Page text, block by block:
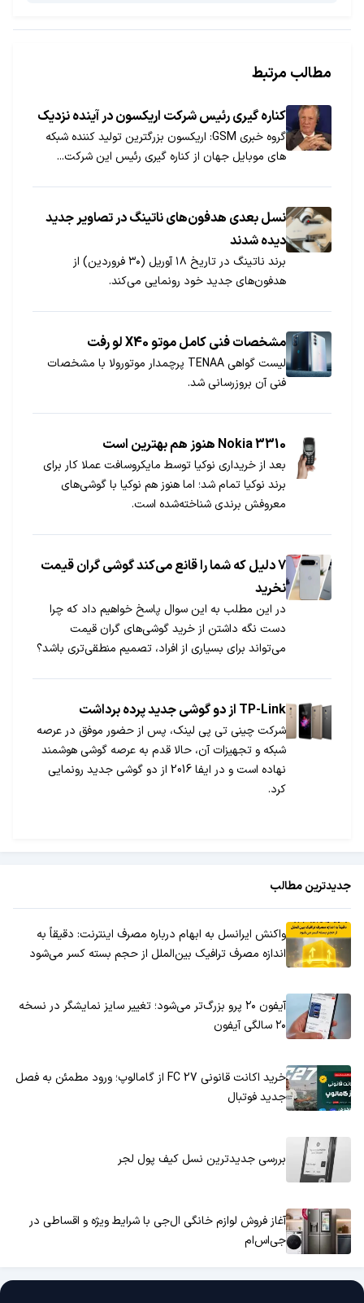
مطالب مرتبط
کناره گیری رئیس شرکت اریکسون در آینده نزدیک
گروه خبری GSM: اریکسون بزرگترین تولید کننده شبکه
های موبایل جهان از کناره گیری رئیس این شرکت...
نسل بعدی هدفون‌های ناتینگ در تصاویر جدید
دیده شدند
برند ناتینگ در تاریخ ۱۸ آوریل (۳۰ فروردین) از
هدفون‌های جدید خود رونمایی می‌کند.
مشخصات فنی کامل موتو X40 لو رفت
لیست گواهی TENAA پرچمدار موتورولا با مشخصات
فنی آن بروزرسانی شد.
Nokia 3310 هنوز هم بهترین است
بعد از خریداری نوکیا توسط مایکروسافت عملا کار برای
برند نوکیا تمام شد؛ اما هنوز هم نوکیا با گوشی‌های
معروفش برندی شناخته‌شده است.
7 دلیل که شما را قانع می‌کند گوشی گران‌ قیمت
نخرید
در این مطلب به این سوال پاسخ خواهیم داد که چرا
دست نگه داشتن از خرید گوشی‌های گران قیمت
می‌تواند برای بسیاری از افراد، تصمیم منطقی‌تری باشد؟
TP-Link از دو گوشی جدید پرده برداشت
شرکت چینی تی پی لینک، پس از حضور موفق در عرصه
شبکه و تجهیزات آن، حالا قدم به عرصه گوشی هوشمند
نهاده است و در ایفا 2016 از دو گوشی جدید رونمایی
کرد.
جدیدترین مطالب
واکنش ایرانسل به ابهام درباره مصرف اینترنت: دقیقاً به
اندازه مصرف ترافیک بین‌الملل از حجم بسته کسر می‌شود
آیفون ۲۰ پرو بزرگ‌تر می‌شود؛ تغییر سایز نمایشگر در نسخه
۲۰ سالگی آیفون
خرید اکانت قانونی FC 27 از گامالوپ؛ ورود مطمئن به فصل
جدید فوتبال
بررسی جدیدترین نسل کیف پول لجر
آغاز فروش لوازم خانگی ال‌جی با شرایط ویژه و اقساطی در
جی‌اس‌ام